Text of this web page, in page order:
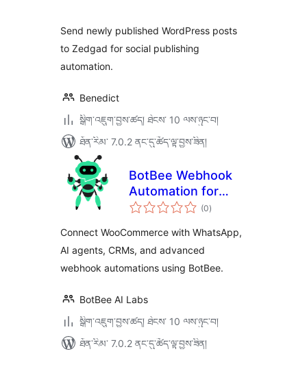
Send newly published WordPress posts
to Zedgad for social publishing
automation.
Benedict
སྒྲིག་འཇུག་བྱས་ཚད། ཐེངས་ 10 ལས་ཉུང་བ།
ཐོན་རིམ་ 7.0.2 ནང་དུ་ཚོད་ལྟ་བྱས་ཟིན།
BotBee Webhook
Automation for
WooCommerce
(0གདེང་
འཇོག་
ཚང་།
)
Connect WooCommerce with WhatsApp,
AI agents, CRMs, and advanced
webhook automations using BotBee.
BotBee AI Labs
སྒྲིག་འཇུག་བྱས་ཚད། ཐེངས་ 10 ལས་ཉུང་བ།
ཐོན་རིམ་ 7.0.2 ནང་དུ་ཚོད་ལྟ་བྱས་ཟིན།